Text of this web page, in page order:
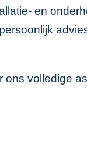
en
ons volledige